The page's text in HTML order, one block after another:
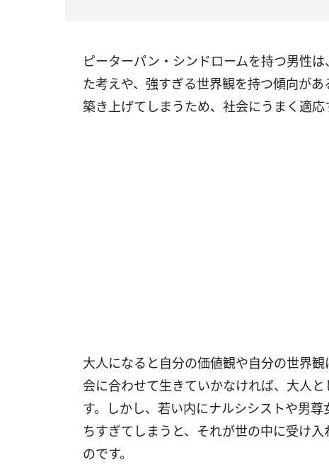
ピーターパン・シンドロームを持つ男性
た考えや、強すぎる世界観を持つ傾向が
築き上げてしまうため、社会にうまく適応
大人になると自分の価値観や自分の世界
会に合わせて生きていかなければ、大人
す。しかし、若い内にナルシシストや男
ちすぎてしまうと、それが世の中に受け
のです。